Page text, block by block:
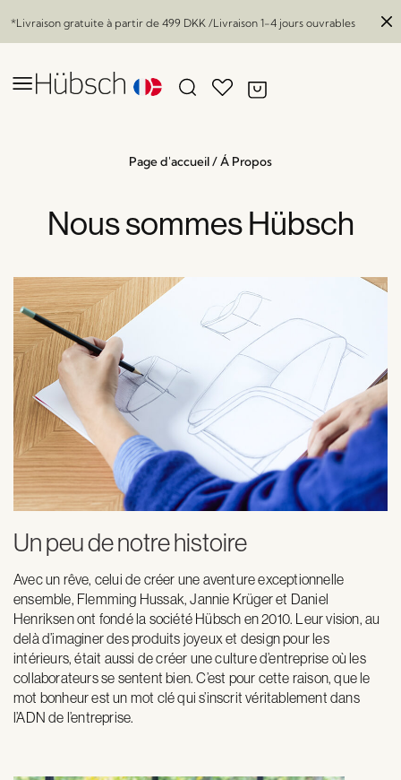
*Livraison gratuite à partir de 499 DKK /Livraison 1-4 jours ouvrables
Page d'accueil/Á Propos
Nous sommes Hübsch
Un peu de notre histoire
Avec un rêve, celui de créer une aventure exceptionnelle
ensemble, Flemming Hussak, Jannie Krüger et Daniel
Henriksen ont fondé la société Hübsch en 2010. Leur vision, au
delà d’imaginer des produits joyeux et design pour les
intérieurs, était aussi de créer une culture d’entreprise où les
collaborateurs se sentent bien. C’est pour cette raison, que le
mot bonheur est un mot clé qui s’inscrit véritablement dans
l’ADN de l’entreprise.